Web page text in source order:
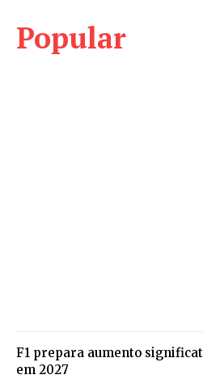
Popular
F1 prepara aumento
em 2027